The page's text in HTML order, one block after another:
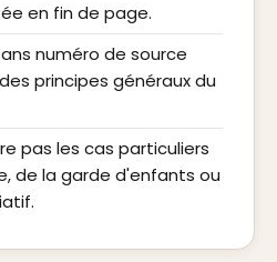
en fin de page.
numéro de source
principes généraux du
pas les cas particuliers
de la garde d'enfants ou